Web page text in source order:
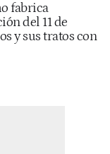
fabrica
del 11 de
y sus tratos con